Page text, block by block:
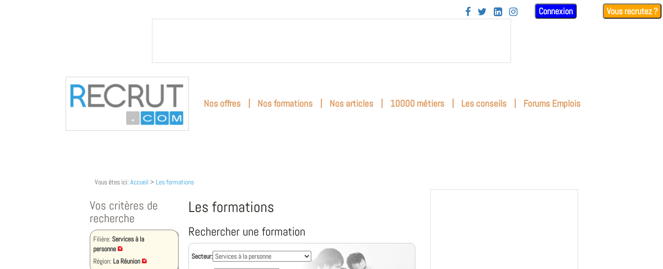
    Connexion Vous recrutez ?
Nos offres | Nos formations | Nos articles | 10000 métiers | Les conseils | Forums Emplois
Vous êtes ici: Accueil > Les formations
Vos critères de
recherche
Filière: Services à la
personne
Région: La Réunion
Les formations
Rechercher une formation
Secteur: